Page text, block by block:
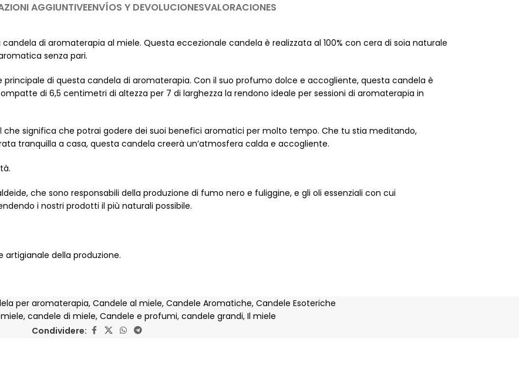
AGGIUNTIVEENVÍOS Y DEVOLUCIONESVALORACIONES
di aromaterapia al miele. Questa eccezionale candela è realizzata al 100% con cera di soia naturale
senza pari.
di questa candela di aromaterapia. Con il suo profumo dolce e accogliente, questa candela è
di 6,5 centimetri di altezza per 7 di larghezza la rendono ideale per sessioni di aromaterapia in
significa che potrai godere dei suoi benefici aromatici per molto tempo. Che tu stia meditando,
tranquilla a casa, questa candela creerà un’atmosfera calda e accogliente.
che sono responsabili della produzione di fumo nero e fuliggine, e gli oli essenziali con cui
i nostri prodotti il più naturali possibile.
della produzione.
per aromaterapia, Candele al miele, Candele Aromatiche, Candele Esoteriche
, candele di miele, Candele e profumi, candele grandi, Il miele
Condividere: